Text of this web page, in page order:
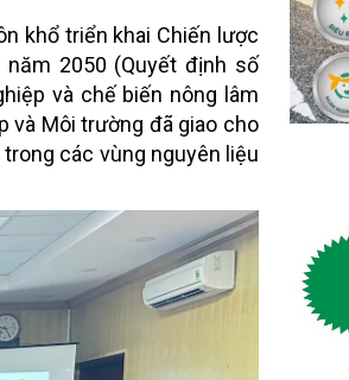
khổ triển khai Chiến lược
2050 (Quyết định số
và chế biến nông lâm
và Môi trường đã giao cho
các vùng nguyên liệu